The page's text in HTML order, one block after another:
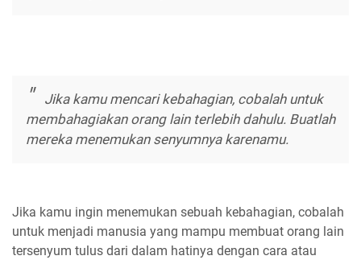
Jika kamu mencari kebahagian, cobalah untuk
membahagiakan orang lain terlebih dahulu. Buatlah
mereka menemukan senyumnya karenamu.
Jika kamu ingin menemukan sebuah kebahagian, cobalah
untuk menjadi manusia yang mampu membuat orang lain
tersenyum tulus dari dalam hatinya dengan cara atau